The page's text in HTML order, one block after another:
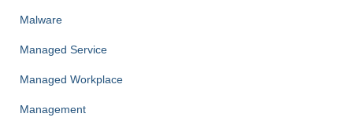
Malware
Managed Service
Managed Workplace
Management